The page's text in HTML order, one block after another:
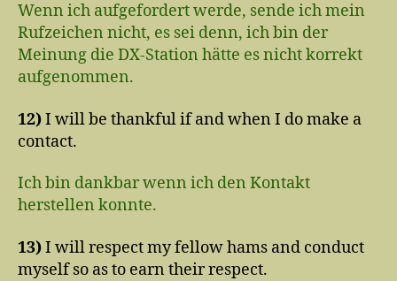
Wenn ich aufgefordert werde, sende ich mein
Rufzeichen nicht, es sei denn, ich bin der
Meinung die DX-Station hätte es nicht korrekt
aufgenommen.
12)I will be thankful if and when I do make a
contact.
Ich bin dankbar wenn ich den Kontakt
herstellen konnte.
13)I will respect my fellow hams and conduct
myself so as to earn their respect.